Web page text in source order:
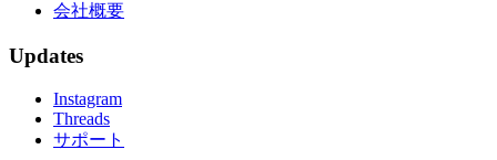
会社概要
Updates
Instagram
Threads
サポート